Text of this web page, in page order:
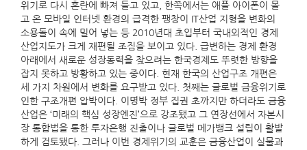
위기로 다시 혼란에 빠져 들고 있고, 한쪽에서는 애플 아이폰이 몰
고 온 모바일 인터넷 환경의 급격한 팽창이 IT산업 지형을 변화의
소용돌이 속에 밀어 넣는 등 2010년대 초입부터 국내외적인 경제
산업지도가 크게 재편될 조짐을 보이고 있다. 급변하는 경제 환경
아래에서 새로운 성장동력을 찾으려는 한국경제도 뚜렷한 방향을
잡지 못하고 방황하고 있는 중이다. 현재 한국의 산업구조 개편은
세 가지 차원에서 변화를 요구받고 있다. 첫째는 글로벌 금융위기로
인한 구조개편 압박이다. 이명박 정부 집권 초까지만 하더라도 금융
산업은 ‘미래의 핵심 성장엔진’으로 강조됐고 그 연장선에서 자본시
장 통합법을 통한 투자은행 진출이나 글로벌 메가뱅크 설립이 활발
하게 검토됐다. 그러나 이번 경제위기의 교훈은 금융산업이 실물과